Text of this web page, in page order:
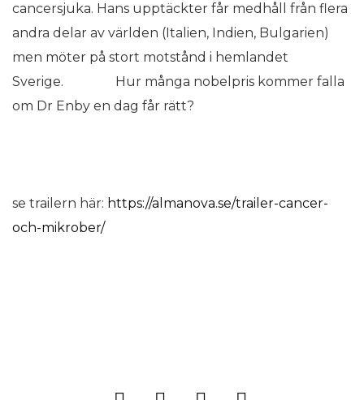
cancersjuka. Hans upptäckter får medhåll från flera
andra delar av världen (Italien, Indien, Bulgarien)
men möter på stort motstånd i hemlandet
Sverige. Hur många nobelpris kommer falla
om Dr Enby en dag får rätt?
se trailern här: https://almanova.se/trailer-cancer-
och-mikrober/